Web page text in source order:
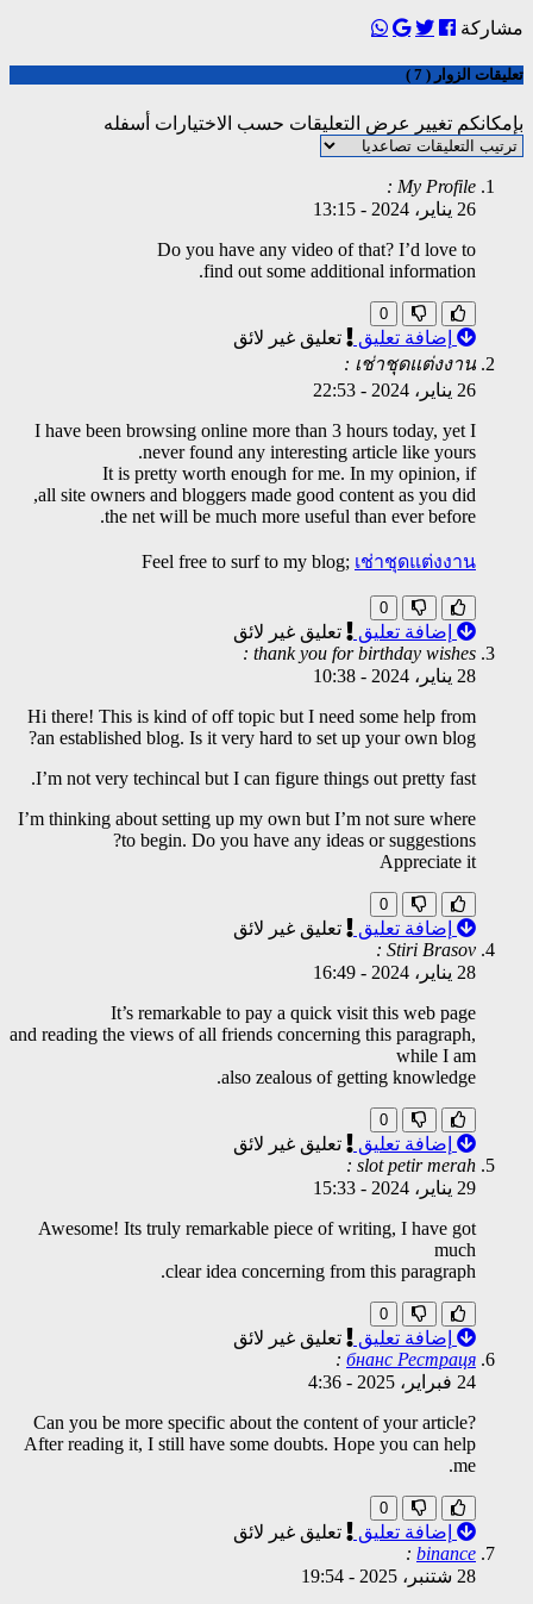
مشاركة
تعليقات الزوار ( 7 )
بإمكانكم تغيير عرض التعليقات حسب الاختيارات أسفله
My Profile :
26 يناير، 2024
-
13:15
Do you have any video of that? I’d love to
find out some additional information.
0
إضافة تعليق
تعليق غير لائق
เช่าชุดแต่งงาน :
26 يناير، 2024
-
22:53
I have been browsing online more than 3 hours today, yet I
never found any interesting article like yours.
It is pretty worth enough for me. In my opinion, if
all site owners and bloggers made good content as you did,
the net will be much more useful than ever before.
Feel free to surf to my blog; เช่าชุดแต่งงาน
0
إضافة تعليق
تعليق غير لائق
thank you for birthday wishes :
28 يناير، 2024
-
10:38
Hi there! This is kind of off topic but I need some help from
an established blog. Is it very hard to set up your own blog?
I’m not very techincal but I can figure things out pretty fast.
I’m thinking about setting up my own but I’m not sure where
to begin. Do you have any ideas or suggestions?
Appreciate it
0
إضافة تعليق
تعليق غير لائق
Stiri Brasov :
28 يناير، 2024
-
16:49
It’s remarkable to pay a quick visit this web page
and reading the views of all friends concerning this paragraph,
while I am
also zealous of getting knowledge.
0
إضافة تعليق
تعليق غير لائق
slot petir merah :
29 يناير، 2024
-
15:33
Awesome! Its truly remarkable piece of writing, I have got
much
clear idea concerning from this paragraph.
0
إضافة تعليق
تعليق غير لائق
бнанс Рестраця
:
24 فبراير، 2025
-
4:36
Can you be more specific about the content of your article?
After reading it, I still have some doubts. Hope you can help
me.
0
إضافة تعليق
تعليق غير لائق
binance
:
28 شتنبر، 2025
-
19:54